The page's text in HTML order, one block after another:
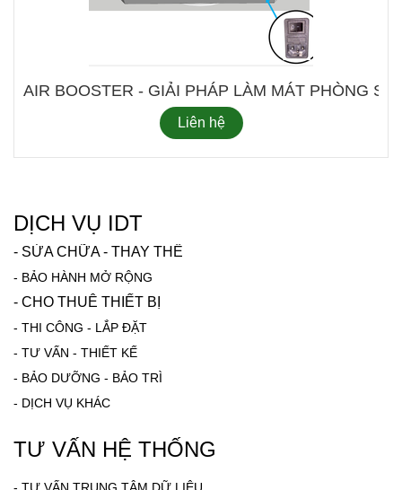
AIR BOOSTER - GIẢI PHÁP LÀM MÁT
Liên hệ
DỊCH VỤ IDT
- SỬA CHỮA - THAY THẾ
- BẢO HÀNH MỞ RỘNG
- CHO THUÊ THIẾT BỊ
- THI CÔNG - LẮP ĐẶT
- TƯ VẤN - THIẾT KẾ
- BẢO DƯỠNG - BẢO TRÌ
- DỊCH VỤ KHÁC
TƯ VẤN HỆ THỐNG